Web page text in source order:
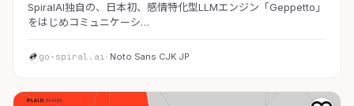
SpiralAI独自の、日本初、感情特化型LLMエンジン「Geppetto」
をはじめコミュニケーシ…
go-spiral.ai· Noto Sans CJK JP